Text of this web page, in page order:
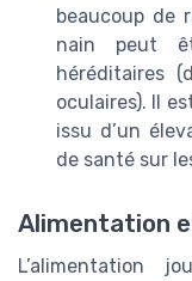
beaucoup de
nain peut
héréditaires
oculaires). Il
issu d’un
de santé sur
Alimentation
L’alimentation